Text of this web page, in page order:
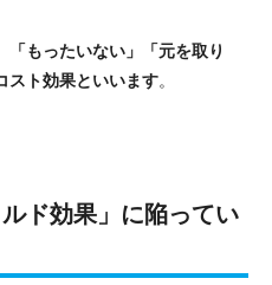
「もったいない」「元を取り
スト効果といいます。
ド効果」に陥ってい